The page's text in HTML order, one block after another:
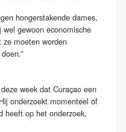
hongerstakende dames,
gewoon economische
moeten worden
week dat Curaçao een
onderzoekt momenteel of
heeft op het onderzoek,